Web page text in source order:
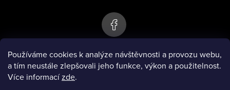
Používáme cookies k analýze návštěvnosti a provozu webu,
a tím neustále zlepšovali jeho funkce, výkon a použitelnost.
Více informacízde. Emanovo uzenářství